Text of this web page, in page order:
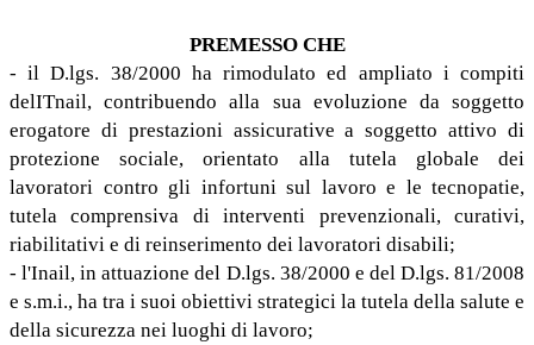
PREMESSO CHE
- il D.lgs. 38/2000 ha rimodulato ed ampliato i compiti
delITnail, contribuendo alla sua evoluzione da soggetto
erogatore di prestazioni assicurative a soggetto attivo di
protezione sociale, orientato alla tutela globale dei
lavoratori contro gli infortuni sul lavoro e le tecnopatie,
tutela comprensiva di interventi prevenzionali, curativi,
riabilitativi e di reinserimento dei lavoratori disabili;
- l'Inail, in attuazione del D.lgs. 38/2000 e del D.lgs. 81/2008
e s.m.i., ha tra i suoi obiettivi strategici la tutela della salute e
della sicurezza nei luoghi di lavoro;